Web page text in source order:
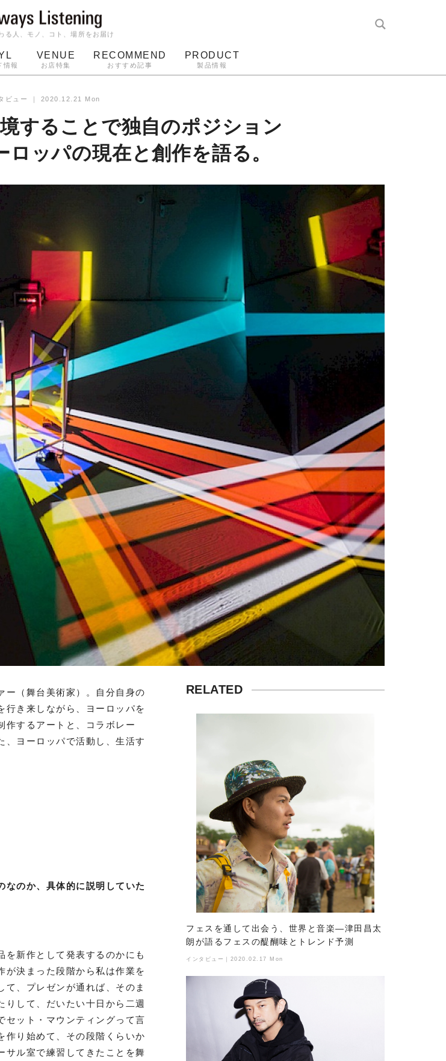
る人、モノ、コト、場所をお届け
情報
VENUE
お店特集
RECOMMEND
おすすめ記事
PRODUCT
製品情報
ーンテーブル
ビュー ｜ 2020.12.21 Mon
することで独自のポジション
ッパの現在と創作を語る。
ー（舞台美術家）。自分自身の
行き来しながら、ヨーロッパを
作するアートと、コラボレー
、ヨーロッパで活動し、生活す
のか、具体的に説明していた
新作として発表するのかにも
が決まった段階から私は作業を
、プレゼンが通れば、そのま
りして、だいたい十日から二週
セット・マウンティングって言
作り始めて、その段階くらいか
サル室で練習してきたことを舞
RELATED
フェスを通して出会う、世界と音楽―津田昌太
朗が語るフェスの醍醐味とトレンド予測
インタビュー｜2020.02.17 Mon